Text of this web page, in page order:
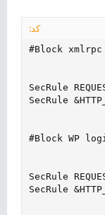
کد:
#Block
SecRule
SecRule
#Block WP
SecRule
SecRule